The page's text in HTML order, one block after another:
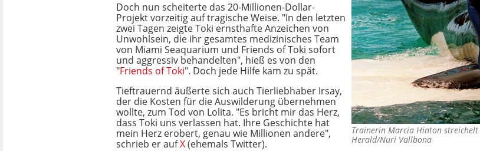
Trainerin Marcia Hinton
Herald/Nuri Vallbona
Doch nun scheiterte das 20-Millionen-Dollar-
Projekt vorzeitig auf tragische Weise. "In den letzten
zwei Tagen zeigte Toki ernsthafte Anzeichen von
Unwohlsein, die ihr gesamtes medizinisches Team
von Miami Seaquarium und Friends of Toki sofort
und aggressiv behandelten", hieß es von den
"Friends of Toki". Doch jede Hilfe kam zu spät.
Tieftrauernd äußerte sich auch Tierliebhaber Irsay,
der die Kosten für die Auswilderung übernehmen
wollte, zum Tod von Lolita. "Es bricht mir das Herz,
dass Toki uns verlassen hat. Ihre Geschichte hat
mein Herz erobert, genau wie Millionen andere",
schrieb er aufX(ehemals Twitter).